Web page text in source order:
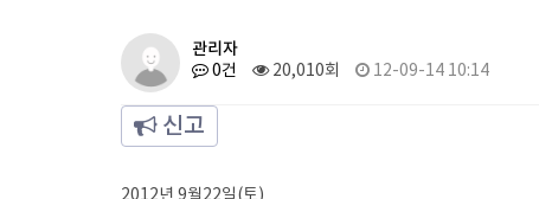
관리자
0건 20,010회 12-09-14 10:14
신고